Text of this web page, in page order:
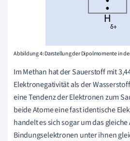
Abbildung 4: Darstellung der Dipolmomente in
Im Methan hat der Sauerstoff mit
Elektronegativitätals der
eine Tendenz der Elektronen zum
beide Atome eine fast identische
handelt es sich sogar um das
Bindungselektronen unter ihnen